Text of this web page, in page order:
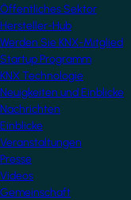
Öffentliches Sektor
Hersteller-Hub
Werden Sie KNX-Mitglied
Startup Programm
KNX Technologie
Neuigkeiten und Einblicke
Nachrichten
Einblicke
Veranstaltungen
Presse
Videos
Gemeinschaft